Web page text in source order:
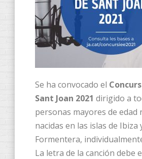
Se ha convocado el
Sant Joan 2021 dirigido a
personas mayores de edad
nacidas en las islas de Ibiza
Formentera,
La letra de la canción debe